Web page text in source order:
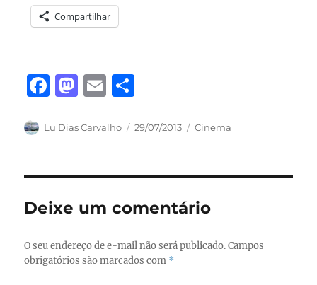
Compartilhar
F
c
b
o
o
k
M
st
d
o
n
E
ai a
Autor
Lu Dias Carvalho
Publicado
29/07/2013 Categorias
Cinema
Deixe um comentário
O seu endereço de e-mail não será publicado. Campos
obrigatórios são marcados com *